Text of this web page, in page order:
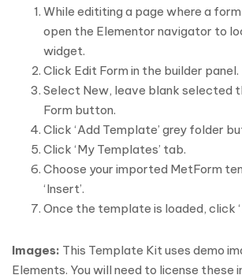
While edititing a page where a
open the Elementor navigator to
widget.
Click Edit Form in the builder panel.
Select New, leave blank selected
Form button.
Click ‘Add Template’ grey folder
Click ‘My Templates’ tab.
Choose your imported MetForm
‘Insert’.
Once the template is loaded, click
Images: This Template Kit uses demo
Elements. You will need to license these